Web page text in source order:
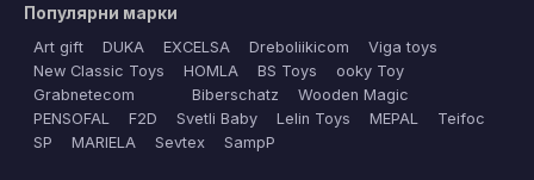
Популярни марки
Art gift DUKA EXCELSA Dreboliikicom
Viga toys
New Classic Toys
HOMLA BS Toys
ooky Toy
Grabnetecom
Biberschatz
Wooden Magic
PENSOFAL
F2D Svetli Baby Lelin Toys MEPAL
Teifoc
SP
MARIELA Sevtex SampP